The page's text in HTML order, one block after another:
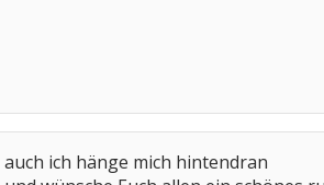
auch ich hänge mich hintendran